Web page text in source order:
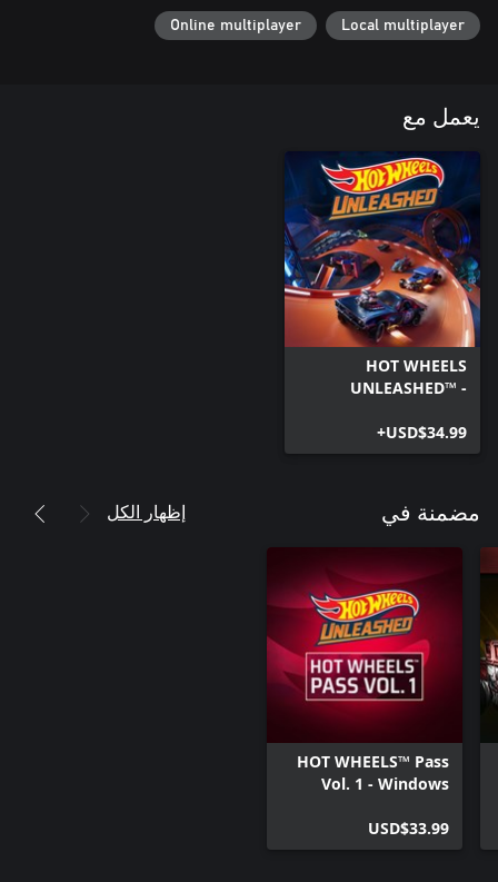
Local multiplayer
Online multiplayer
يعمل مع
HOT WHEELS
UNLEASHED™ -
USD$34.99+
مضمنة في إظهار الكل
HOT WHEELS™ Pass
Vol. 1 - Windows
USD$33.99